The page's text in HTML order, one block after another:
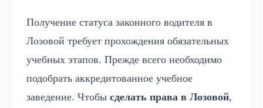
Получение статуса законного водителя в
Лозовой требует прохождения обязательных
учебных этапов. Прежде всего необходимо
подобрать аккредитованное учебное
заведение. Чтобы сделать права в Лозовой,